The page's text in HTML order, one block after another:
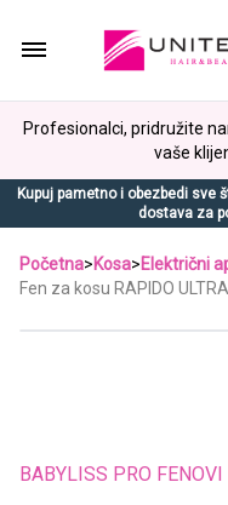
Profesionalci, pridružite
vaše
Kupuj pametno i obezbedi sve
dostava za
Početna>Kosa>Električni
Fen za kosu RAPIDO
BABYLISS PRO FENOVI